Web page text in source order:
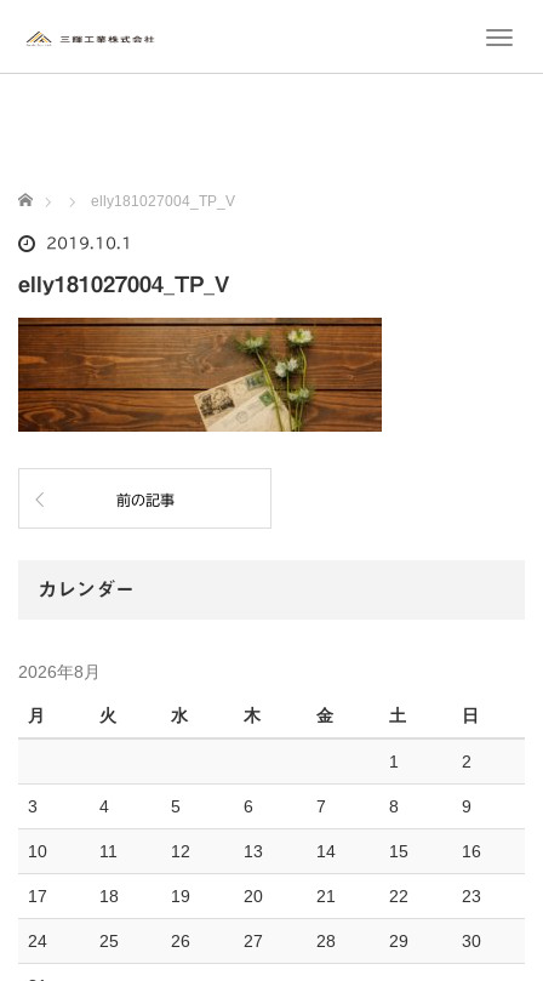
T
ホーム elly181027004_TP_V
2019.10.1
elly181027004_TP_V
前の記事
カレンダー
2026年8月
月 火 水 木 金 土 日
1 2
3 4 5 6 7 8 9
10 11 12 13 14 15 16
17 18 19 20 21 22 23
24 25 26 27 28 29 30